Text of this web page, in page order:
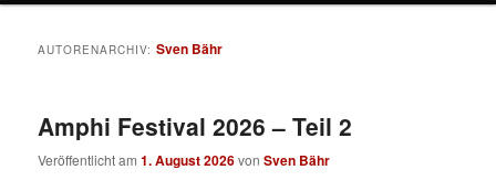
AUTORENARCHIV:Sven Bähr
Amphi Festival 2026 – Teil 2
Veröffentlicht am1. August 2026vonSven Bähr